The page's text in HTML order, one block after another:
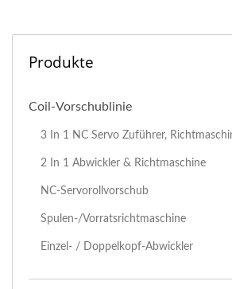
Produkte
Coil-Vorschublinie
3 In 1 NC Servo Zuführer,
2 In 1 Abwickler & Richtmaschine
NC-Servorollvorschub
Spulen-/Vorratsrichtmaschine
Einzel- / Doppelkopf-Abwickler